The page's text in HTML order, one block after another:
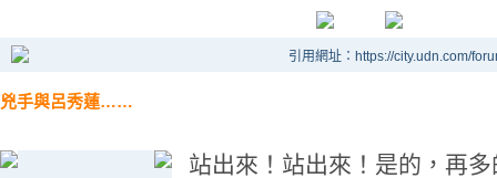
引用網址：https://city.udn.com/
兇手與呂秀蓮……
站出來！站出來！是的，再